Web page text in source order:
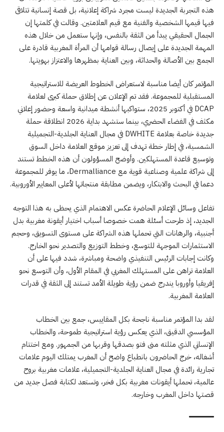
هذه التجربة الجديدة ليست مجرد شراكة إعلانية، بل قصة إنسانية تتلاقى
فيها قيمها الشخصية والفنية مع قيم العلامتين. وقالت في كلمتها إن
الجمال الحقيقي يبدأ من الثقة بالنفس، وإنها ستعمل من خلال هذه
المهمة الجديدة على إيصال رسالة قوامها أن المرأة المغربية قادرة على
الجمع بين الأصالة والحداثة، وبين العناية بمظهرها والاعتزاز بهويتها.
المؤتمر كان أيضا مناسبة لاستعراض الخطوط العريضة للاستراتيجية
المستقبلية للمجموعة. فقد تم الإعلان عن إطلاق حملة كبرى لعلامة
DCAP في أكتوبر 2025، ستواكبها أنشطة ميدانية واسعة وحضور إعلاني
مكثف في الفضاء الحضري، بينما ستشهد بداية 2026 انطلاقة حملة
جديدة خاصة بعلامة DWHITE في مجال العناية الجلدية-التجميلية
الشمسية، في إطار خطة تهدف إلى تعزيز موقع العلامة داخل السوق
وتوسيع قاعدة المستهلكين. وأوضح المسؤولون أن هذه الخطط تستند
إلى شراكة علمية وصناعية قوية مع Dermalliance، ما يوفر للمجموعة
دعما في البحث والابتكار، ويضمن مطابقة منتجاتها لأعلى المعايير الأوروبية.
تفاعل وسائل الإعلام الحاضرة عكس الاهتمام الذي يحظى به هذا التوجه
الجديد، إذ طرحت أسئلة همت خصوصا أسباب اختيار أيقونة مغربية بدل
أجنبية، والرهانات التي تحملها هذه الشراكة على مستوى التسويق، وحجم
الاستثمارات الموجهة للتوسع، وخطط التوزيع والتصدير نحو الخارج.
وكانت إجابات الرئيس التنفيذي واضحة ومباشرة، شدد فيها على أن
العلامة تراهن على المستهلك المغربي في المقام الأول، وأن التوسع نحو
إفريقيا وأوروبا يندرج ضمن رؤية طويلة الأمد تستند إلى الثقة في قدرات
العلامة المغربية.
لقد بدا المؤتمر مناسبة ناجحة بكل المقاييس، جمع بين الخطاب
المؤسسي الدقيق، الذي يعكس رؤية استراتيجية طموحة، والخطاب
الإنساني الذي مثلته منى فتو بصدقها وقربها من الجمهور. ومع اختتام
أشغاله، خرج الحاضرون بانطباع واضح أن المغرب يمتلك اليوم علامات
تجارية رائدة في مجال العناية الجلدية-التجميلية، علامات مغربية بروح
عالمية، تحملها أيقونات مغربية بكل فخر، وتستعد لكتابة فصل جديد من
قصتها داخل المغرب وخارجه.